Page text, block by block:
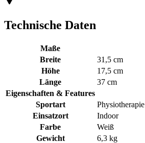
Technische Daten
Maße
Breite
31,5 cm
Höhe
17,5 cm
Länge
37 cm
Eigenschaften & Features
Sportart
Physiotherapie
Einsatzort
Indoor
Farbe
Weiß
Gewicht
6,3 kg